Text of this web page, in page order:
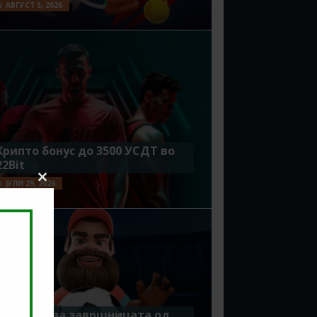
АВГУСТ 5, 2026
бонус до 3500 УСДТ во
ЈУЛИ 29, 2026
Close
module